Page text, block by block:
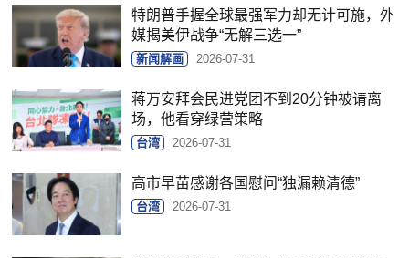
特朗普手握全球最强军力却无计可施，外
媒揭美伊战争“无解三选一”
新闻解画 2026-07-31
蒋万安拜会民进党团不到20分钟被请离
场，他看穿绿营策略
台湾 2026-07-31
高市早苗感谢各国慰问“独漏赖清德”
台湾 2026-07-31